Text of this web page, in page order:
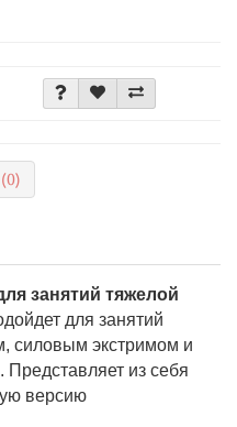
занятий тяжелой
для занятий
силовым экстримом и
из себя
версию